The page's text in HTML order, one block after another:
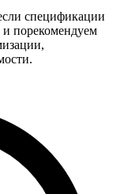
спецификации
порекомендуем